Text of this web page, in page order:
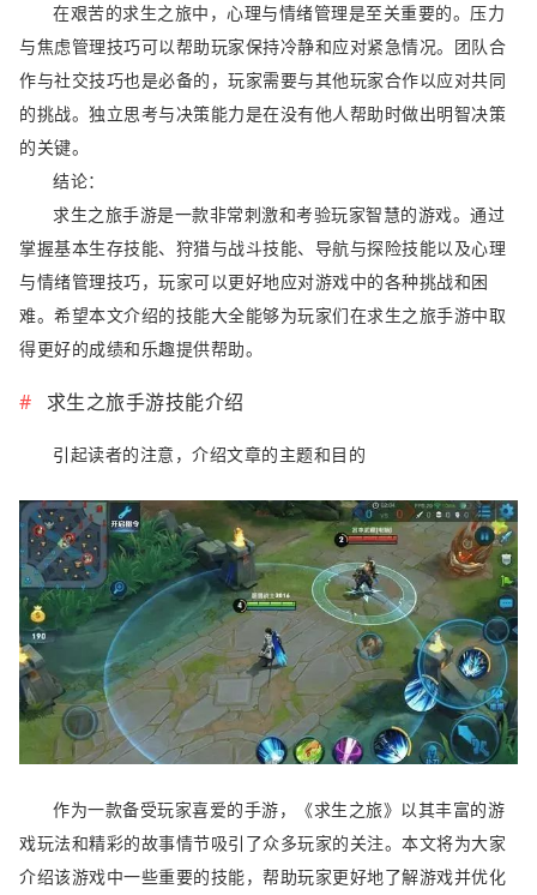
在艰苦的求生之旅中，心理与情绪管理是至关重要的。压力
与焦虑管理技巧可以帮助玩家保持冷静和应对紧急情况。团队合
作与社交技巧也是必备的，玩家需要与其他玩家合作以应对共同
的挑战。独立思考与决策能力是在没有他人帮助时做出明智决策
的关键。
结论：
求生之旅手游是一款非常刺激和考验玩家智慧的游戏。通过
掌握基本生存技能、狩猎与战斗技能、导航与探险技能以及心理
与情绪管理技巧，玩家可以更好地应对游戏中的各种挑战和困
难。希望本文介绍的技能大全能够为玩家们在求生之旅手游中取
得更好的成绩和乐趣提供帮助。
求生之旅手游技能介绍
引起读者的注意，介绍文章的主题和目的
作为一款备受玩家喜爱的手游，《求生之旅》以其丰富的游
戏玩法和精彩的故事情节吸引了众多玩家的关注。本文将为大家
介绍该游戏中一些重要的技能，帮助玩家更好地了解游戏并优化